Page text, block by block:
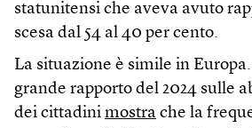
statunitensi che aveva avuto
scesa dal 54 al 40 per cento.
La situazione è simile in
grande rapporto del 2024 sulle
dei cittadini mostra che la